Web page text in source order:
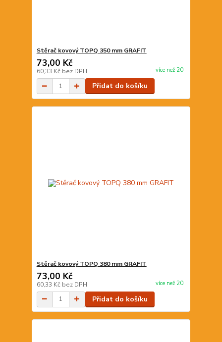
Stěrač kovový TOPQ 350 mm GRAFIT
73,00 Kč
60,33 Kč bez DPH více než 20
Přidat do košíku
Stěrač kovový TOPQ 380 mm GRAFIT
73,00 Kč
60,33 Kč bez DPH více než 20
Přidat do košíku